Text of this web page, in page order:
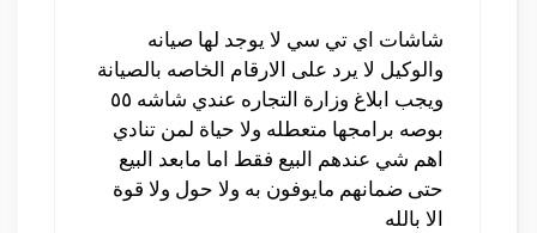
شاشات اي تي سي لا يوجد لها صيانه
والوكيل لا يرد على الارقام الخاصه بالصيانة
ويجب ابلاغ وزارة التجاره عندي شاشه ٥٥
بوصه برامجها متعطله ولا حياة لمن تنادي
اهم شي عندهم البيع فقط اما مابعد البيع
حتى ضمانهم مايوفون به ولا حول ولا قوة
الا بالله